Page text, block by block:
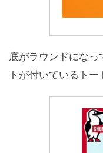
底がラウンドになっ
トが付いているトー